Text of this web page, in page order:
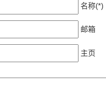
名称(*)
邮箱
主页